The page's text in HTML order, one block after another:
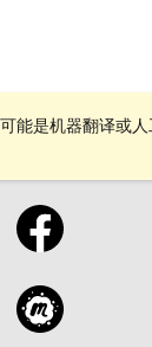
能是机器翻译或